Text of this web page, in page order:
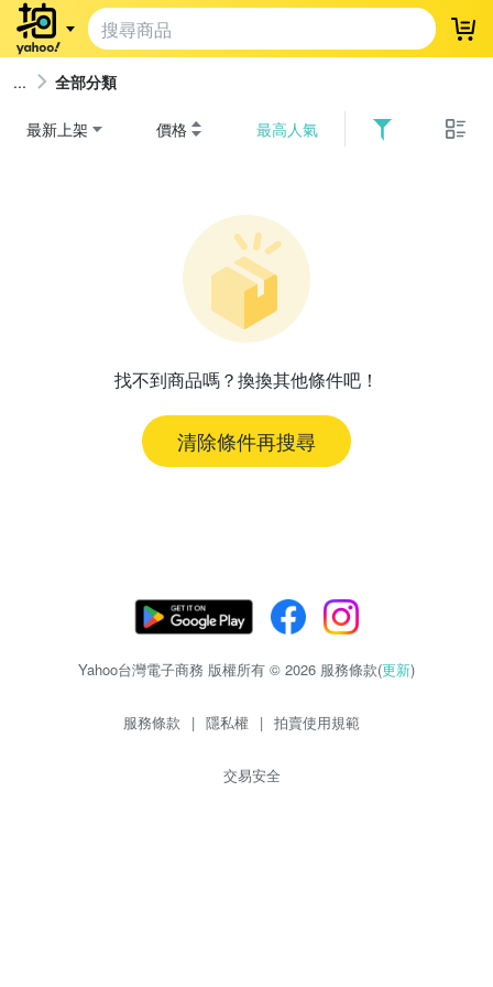
登
全部分類
最新上架 價格 最高人氣
找不到商品嗎？換換其他條件吧！
清除條件再搜尋
Yahoo台灣電子商務 版權所有 © 2026 服務條款(更新)
服務條款 | 隱私權 | 拍賣使用規範
交易安全